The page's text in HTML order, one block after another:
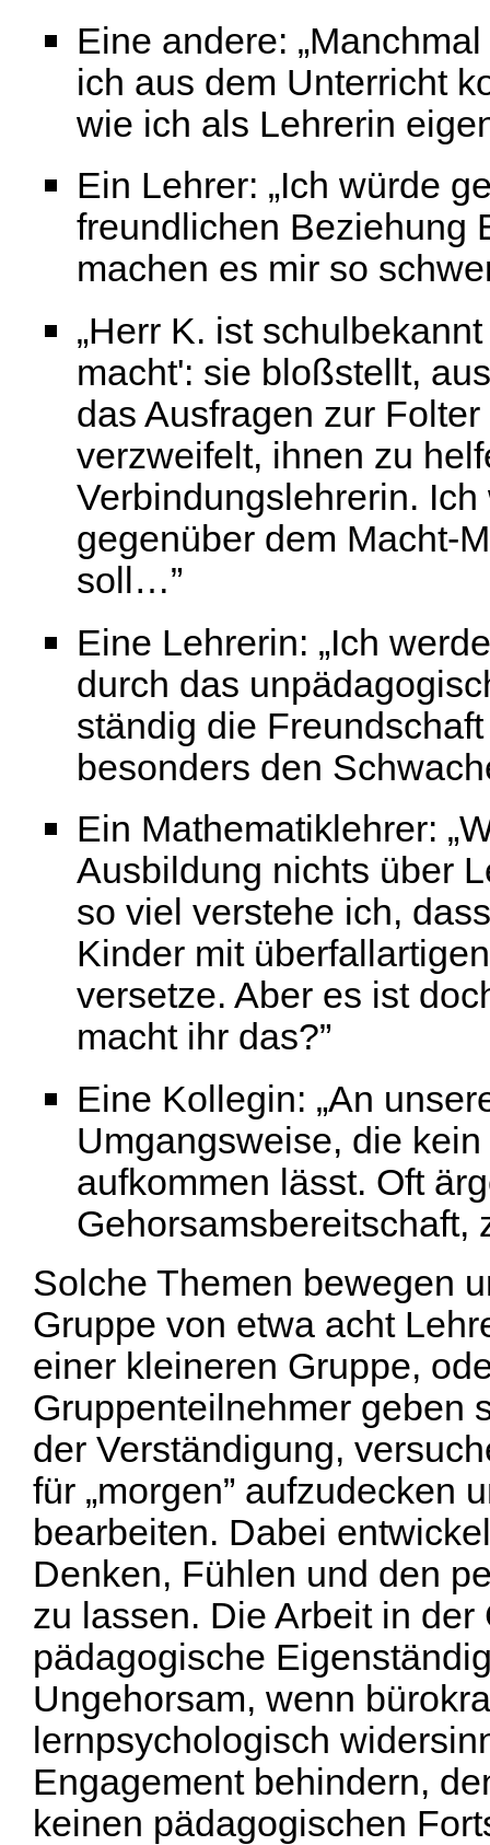
Eine andere:
ich aus dem Unterricht
wie ich als Lehrerin
Ein Lehrer: „Ich würde
freundlichen Beziehung
machen es mir so
„Herr K. ist
macht': sie bloßstellt,
das Ausfragen zur
verzweifelt, ihnen zu
Verbindungslehrerin.
gegenüber dem Macht-
soll…”
Eine Lehrerin: „Ich
durch das
ständig die
besonders den
Ein Mathematiklehrer:
Ausbildung nichts über
so viel verstehe ich,
Kinder mit
versetze. Aber es ist
macht ihr das?”
Eine Kollegin: „An
Umgangsweise, die
aufkommen lässt. Oft
Gehorsamsbereitschaft,
Solche Themen bewegen
Gruppe von etwa acht
einer kleineren Gruppe,
Gruppenteilnehmer geben
der Verständigung,
für „morgen” aufzudecken
bearbeiten. Dabei
Denken, Fühlen und den
zu lassen. Die Arbeit in
pädagogische
Ungehorsam, wenn
lernpsychologisch
Engagement behindern,
keinen pädagogischen